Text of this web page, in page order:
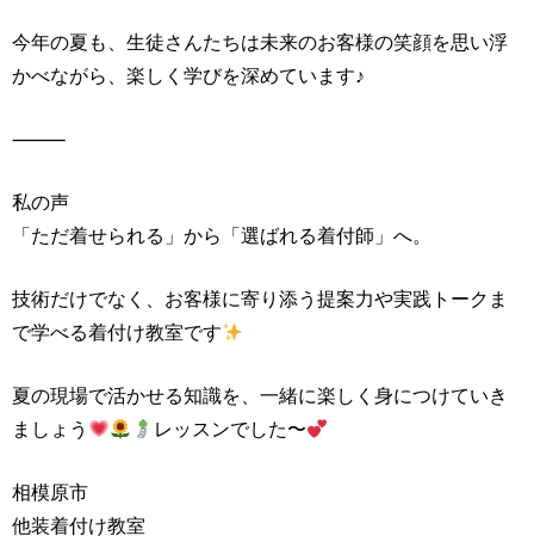
今年の夏も、生徒さんたちは未来のお客様の笑顔を思い浮
かべながら、楽しく学びを深めています♪
⸻
私の声
「ただ着せられる」から「選ばれる着付師」へ。
技術だけでなく、お客様に寄り添う提案力や実践トークま
で学べる着付け教室です
夏の現場で活かせる知識を、一緒に楽しく身につけていき
ましょう
レッスンでした〜
相模原市
他装着付け教室